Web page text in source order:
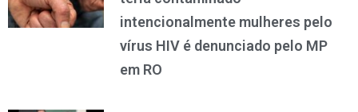
intencionalmente mulheres pelo
vírus HIV é denunciado pelo MP
em RO